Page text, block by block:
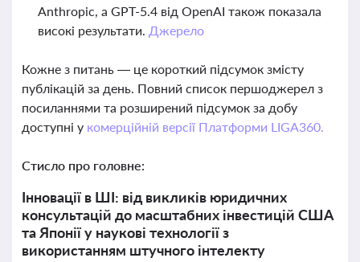
Anthropic, а GPT-5.4 від OpenAI також показала
високі результати. Джерело
Кожне з питань — це короткий підсумок змісту
публікацій за день. Повний список першоджерел з
посиланнями та розширений підсумок за добу
доступні у комерційній версії Платформи LIGA360.
Стисло про головне:
Інновації в ШІ: від викликів юридичних
консультацій до масштабних інвестицій США
та Японії у наукові технології з
використанням штучного інтелекту